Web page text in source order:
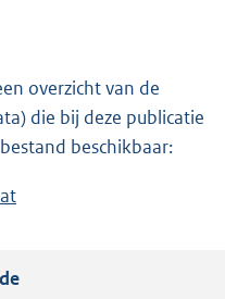
n
overzicht van de
die bij deze publicatie
beschikbaar:
t